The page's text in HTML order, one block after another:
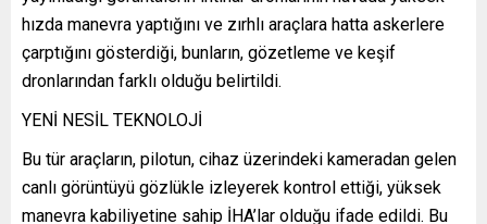
hızda manevra yaptığını ve zırhlı araçlara hatta askerlere
çarptığını gösterdiği, bunların, gözetleme ve keşif
dronlarından farklı olduğu belirtildi.
YENİ NESİL TEKNOLOJİ
Bu tür araçların, pilotun, cihaz üzerindeki kameradan gelen
canlı görüntüyü gözlükle izleyerek kontrol ettiği, yüksek
manevra kabiliyetine sahip İHA’lar olduğu ifade edildi. Bu